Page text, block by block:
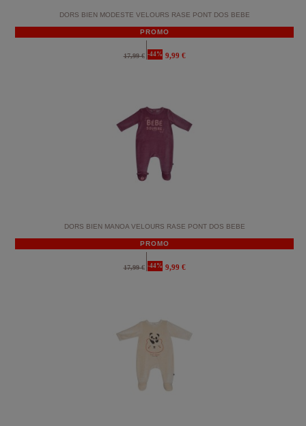
DORS BIEN MODESTE VELOURS RASE PONT DOS BEBE
PROMO
17,99 € -44% 9,99 €
DORS BIEN MANOA VELOURS RASE PONT DOS BEBE
PROMO
17,99 € -44% 9,99 €